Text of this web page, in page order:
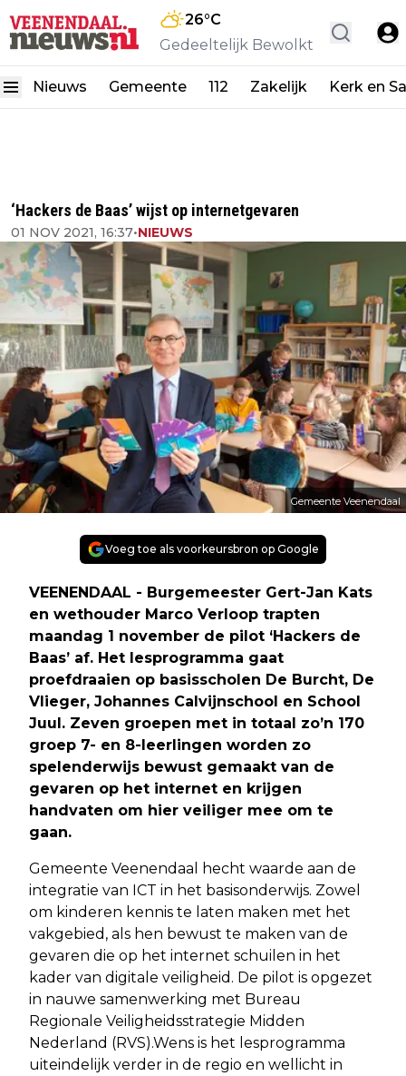
26°C
Gedeeltelijk Bewolkt
Nieuws Gemeente 112 Zakelijk Kerk en
‘Hackers de Baas’ wijst op internetgevaren
01 NOV 2021, 16:37•NIEUWS
Gemeente Veenendaal
Voeg toe als voorkeursbron op Google
VEENENDAAL - Burgemeester Gert-Jan Kats
en wethouder Marco Verloop trapten
maandag 1 november de pilot ‘Hackers de
Baas’ af. Het lesprogramma gaat
proefdraaien op basisscholen De Burcht, De
Vlieger, Johannes Calvijnschool en School
Juul. Zeven groepen met in totaal zo’n 170
groep 7- en 8-leerlingen worden zo
spelenderwijs bewust gemaakt van de
gevaren op het internet en krijgen
handvaten om hier veiliger mee om te
gaan.
Gemeente Veenendaal hecht waarde aan de
integratie van ICT in het basisonderwijs. Zowel
om kinderen kennis te laten maken met het
vakgebied, als hen bewust te maken van de
gevaren die op het internet schuilen in het
kader van digitale veiligheid. De pilot is opgezet
in nauwe samenwerking met Bureau
Regionale Veiligheidsstrategie Midden
Nederland (RVS).Wens is het lesprogramma
uiteindelijk verder in de regio en wellicht in